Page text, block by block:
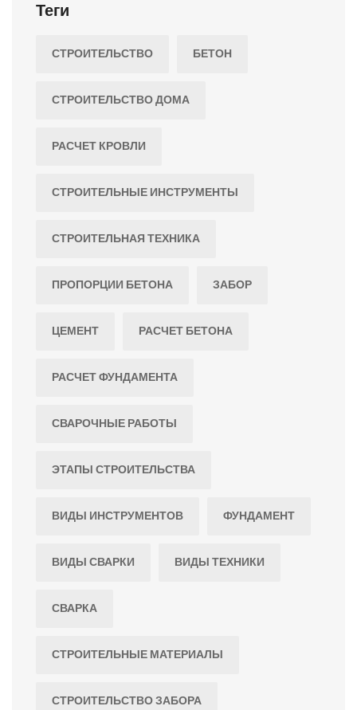
Теги
СТРОИТЕЛЬСТВО БЕТОН
СТРОИТЕЛЬСТВО ДОМА
РАСЧЕТ КРОВЛИ
СТРОИТЕЛЬНЫЕ ИНСТРУМЕНТЫ
СТРОИТЕЛЬНАЯ ТЕХНИКА
ПРОПОРЦИИ БЕТОНА ЗАБОР
ЦЕМЕНТ РАСЧЕТ БЕТОНА
РАСЧЕТ ФУНДАМЕНТА
СВАРОЧНЫЕ РАБОТЫ
ЭТАПЫ СТРОИТЕЛЬСТВА
ВИДЫ ИНСТРУМЕНТОВ ФУНДАМЕНТ
ВИДЫ СВАРКИ ВИДЫ ТЕХНИКИ
СВАРКА
СТРОИТЕЛЬНЫЕ МАТЕРИАЛЫ
СТРОИТЕЛЬСТВО ЗАБОРА